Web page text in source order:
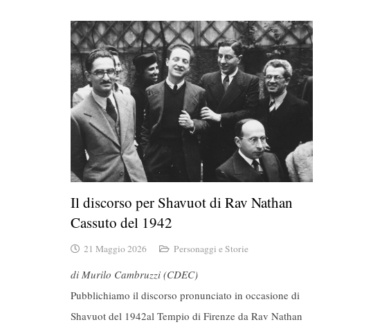
Il discorso per Shavuot di Rav Nathan
Cassuto del 1942
21 Maggio 2026 Personaggi e Storie
di Murilo Cambruzzi (CDEC)
Pubblichiamo il discorso pronunciato in occasione di
Shavuot del 1942al Tempio di Firenze da Rav Nathan